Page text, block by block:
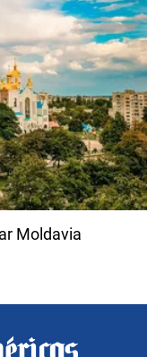
Moldavia